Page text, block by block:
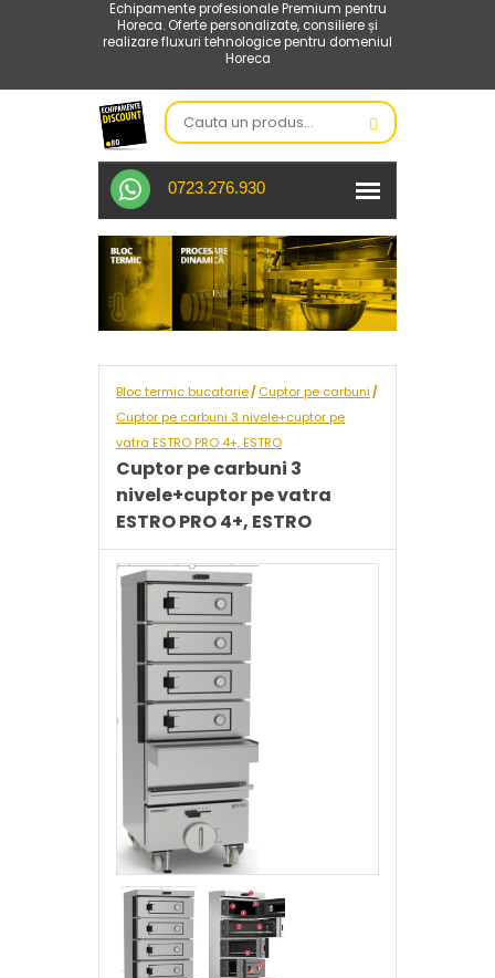
Echipamente profesionale Premium pentru
Horeca. Oferte personalizate, consiliere și
realizare fluxuri tehnologice pentru domeniul
Horeca
0723.276.930
Bloc termic bucatarie/ Cuptor pe carbuni /
Cuptor pe carbuni 3 nivele+cuptor pe
vatra ESTRO PRO 4+, ESTRO
Cuptor pe carbuni 3
nivele+cuptor pe vatra
ESTRO PRO 4+, ESTRO